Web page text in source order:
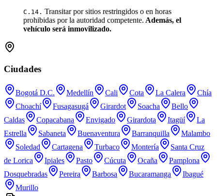
C.14. Transitar por sitios restringidos o en horas
prohibidas por la autoridad competente. Además, el
vehículo será inmovilizado.
Ciudades
Bogotá D.C. Medellín Cali Cota La Calera
Chía
Choachí
Fusagasugá Girardot Soacha
Bello
Caldas
Copacabana Envigado Girardota Itagüí
La
Estrella
Sabaneta Buenaventura Barranquilla
Malambo
Soledad
Cartagena Turbaco Montería
Santa Cruz
de Lorica
Ipiales Pasto Cúcuta Ocaña
Pamplona
Dosquebradas
Pereira Barbosa Bucaramanga
Ibagué
Murillo